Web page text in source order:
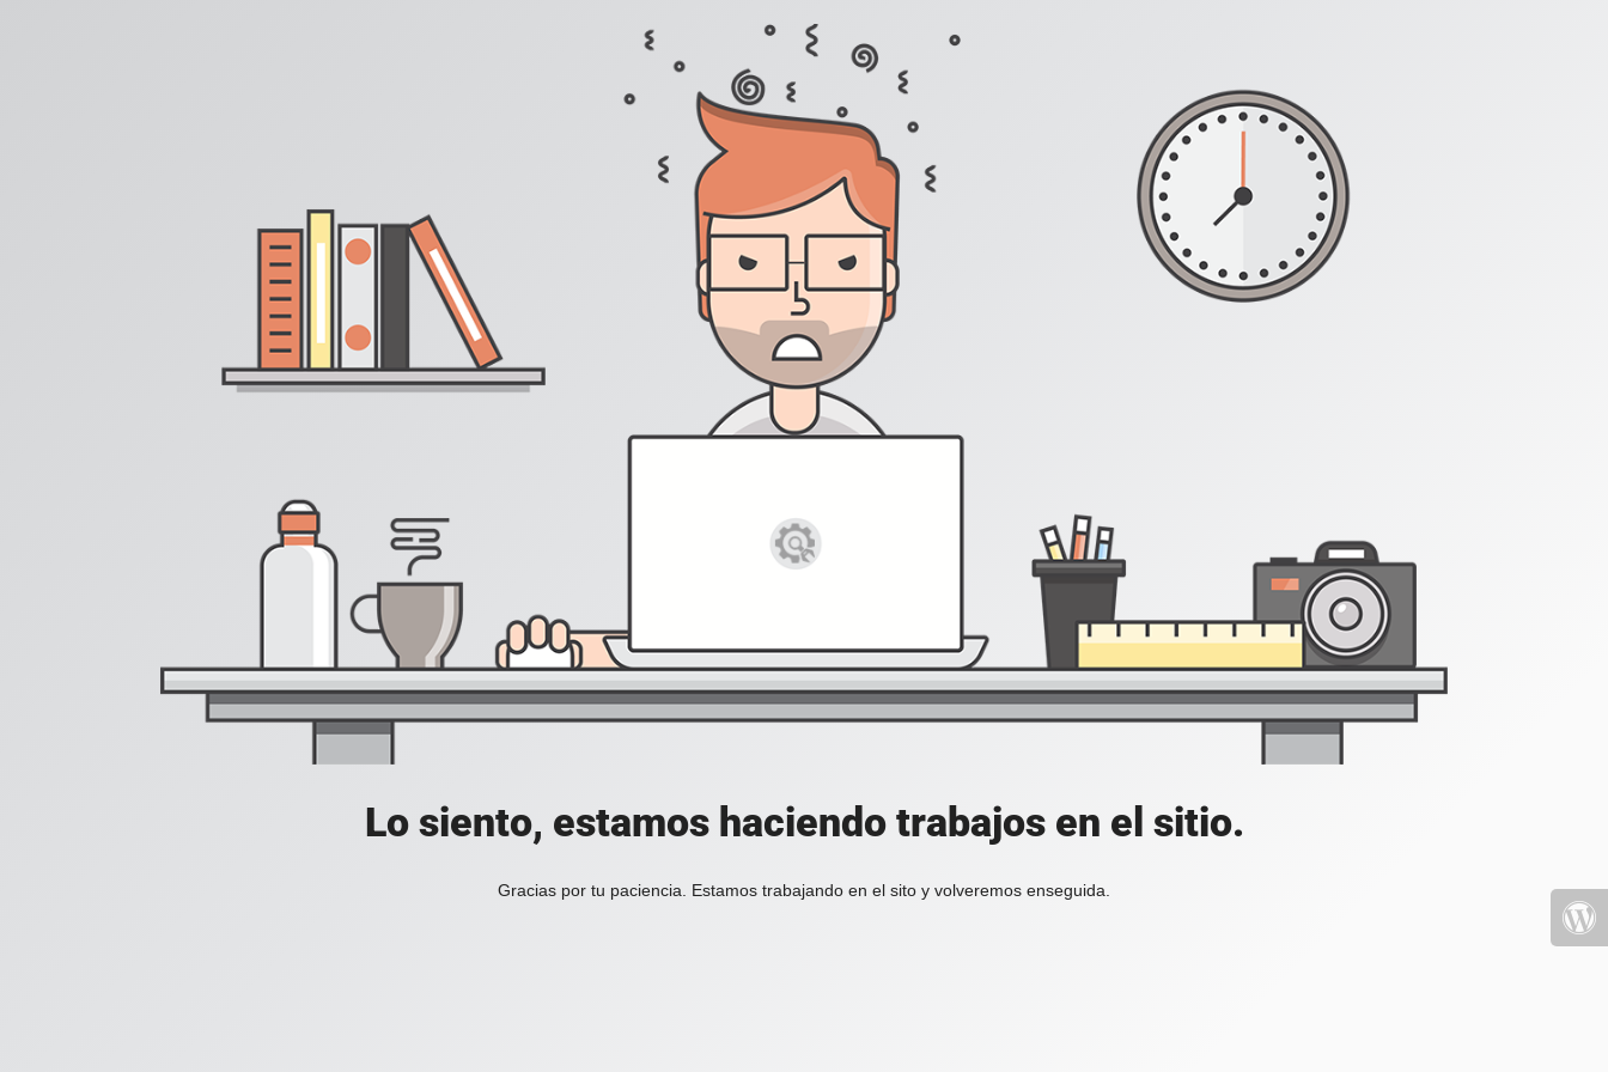
Lo siento, estamos haciendo trabajos en el sitio.
Gracias por tu paciencia. Estamos trabajando en el sito y volveremos enseguida.